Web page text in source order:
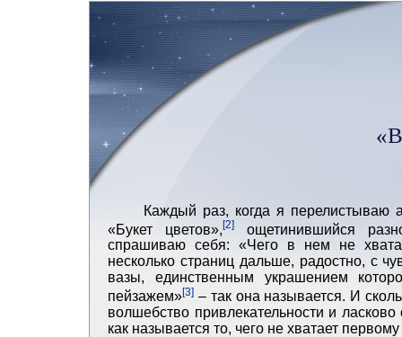
Каждый раз, когда я перелистываю
«Букет цветов»,[2]
ощетинившийся
спрашиваю себя: «Чего в нем не
несколько страниц дальше, радостно, с
вазы, единственным украшением
пейзажем»[3] – так она называется. И
волшебство привлекательности и
как называется то, чего не хватает